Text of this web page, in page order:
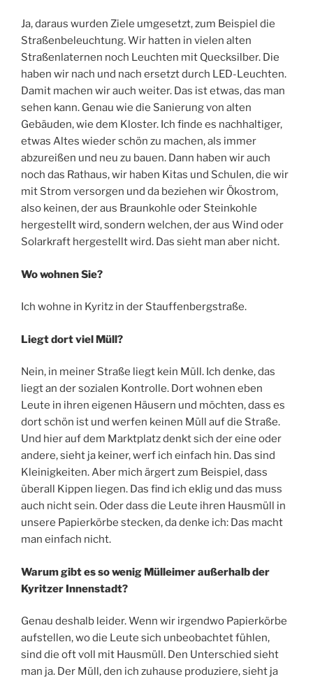
Ja, daraus wurden Ziele umgesetzt, zum Beispiel die
Straßenbeleuchtung. Wir hatten in vielen alten
Straßenlaternen noch Leuchten mit Quecksilber. Die
haben wir nach und nach ersetzt durch LED-Leuchten.
Damit machen wir auch weiter. Das ist etwas, das man
sehen kann. Genau wie die Sanierung von alten
Gebäuden, wie dem Kloster. Ich finde es nachhaltiger,
etwas Altes wieder schön zu machen, als immer
abzureißen und neu zu bauen. Dann haben wir auch
noch das Rathaus, wir haben Kitas und Schulen, die wir
mit Strom versorgen und da beziehen wir Ökostrom,
also keinen, der aus Braunkohle oder Steinkohle
hergestellt wird, sondern welchen, der aus Wind oder
Solarkraft hergestellt wird. Das sieht man aber nicht.
Wo wohnen Sie?
Ich wohne in Kyritz in der Stauffenbergstraße.
Liegt dort viel Müll?
Nein, in meiner Straße liegt kein Müll. Ich denke, das
liegt an der sozialen Kontrolle. Dort wohnen eben
Leute in ihren eigenen Häusern und möchten, dass es
dort schön ist und werfen keinen Müll auf die Straße.
Und hier auf dem Marktplatz denkt sich der eine oder
andere, sieht ja keiner, werf ich einfach hin. Das sind
Kleinigkeiten. Aber mich ärgert zum Beispiel, dass
überall Kippen liegen. Das find ich eklig und das muss
auch nicht sein. Oder dass die Leute ihren Hausmüll in
unsere Papierkörbe stecken, da denke ich: Das macht
man einfach nicht.
Warum gibt es so wenig Mülleimer außerhalb der
Kyritzer Innenstadt?
Genau deshalb leider. Wenn wir irgendwo Papierkörbe
aufstellen, wo die Leute sich unbeobachtet fühlen,
sind die oft voll mit Hausmüll. Den Unterschied sieht
man ja. Der Müll, den ich zuhause produziere, sieht ja